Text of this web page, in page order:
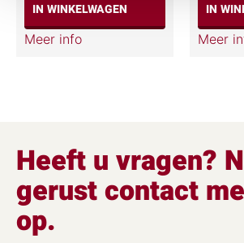
IN WINKELWAGEN
Meer info
IN
Meer
Heeft u vragen?
gerust contact
op.